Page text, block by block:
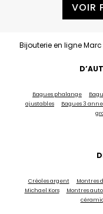
VOIR
Bijouterie en ligne
Bagues phalange
ajustables
Bagues 3
Créoles argent Montres
Michael Kors
Montres